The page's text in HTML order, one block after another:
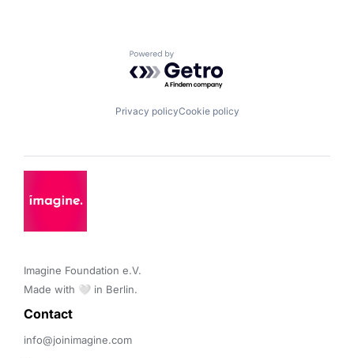
Powered by Getro.com
Privacy policyCookie policy
Imagine Foundation e.V.
Made with 🤍 in Berlin.
Contact
info@joinimagine.com